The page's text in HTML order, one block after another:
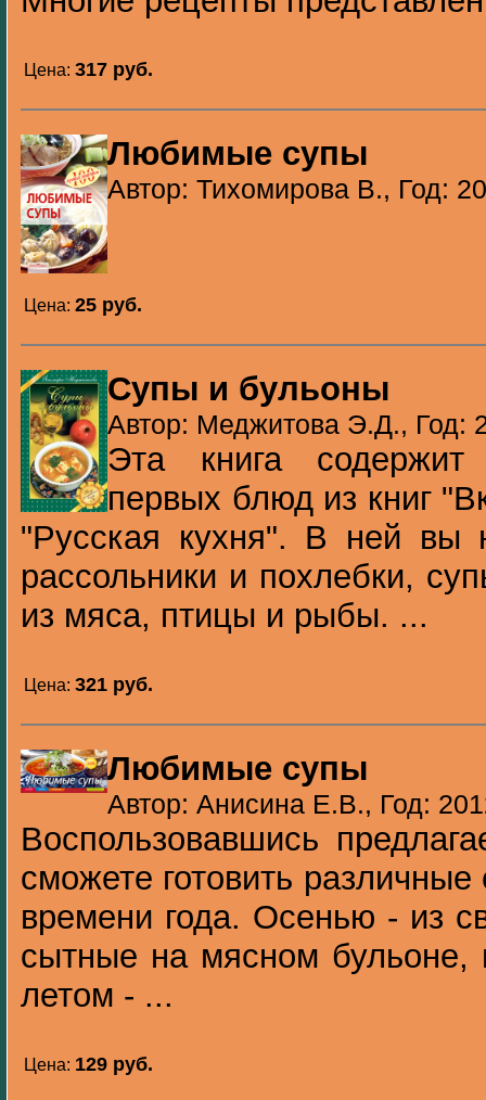
Цена: 317 pуб.
Любимые супы
Автор: Тихомирова В., Год:
Цена: 25 pуб.
Супы и бульоны
Автор: Меджитова Э.Д., Год:
Эта книга
первых блюд из книг
"Русская кухня". В ней
рассольники и похлебки,
из мяса, птицы и рыбы. ...
Цена: 321 pуб.
Любимые супы
Автор: Анисина Е.В., Год:
Воспользовавшись
сможете готовить
времени года. Осенью - из
сытные на мясном
летом - ...
Цена: 129 pуб.